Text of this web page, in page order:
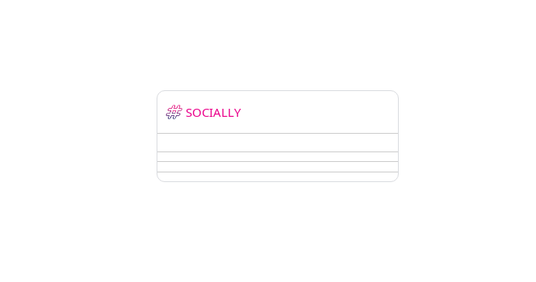
SOCIALLY